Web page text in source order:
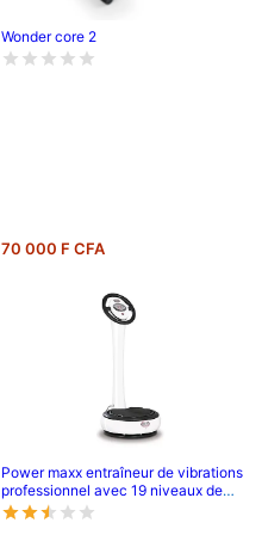
Wonder core 2
70 000 F CFA
Power maxx entraîneur de vibrations
professionnel avec 19 niveaux de
vitesse